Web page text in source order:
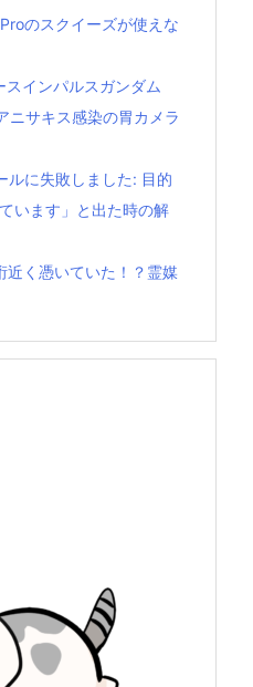
のスクイーズが使えな
インパルスガンダム
ニサキス感染の胃カメラ
ルに失敗しました: 目的
います」と出た時の解
近く憑いていた！？霊媒